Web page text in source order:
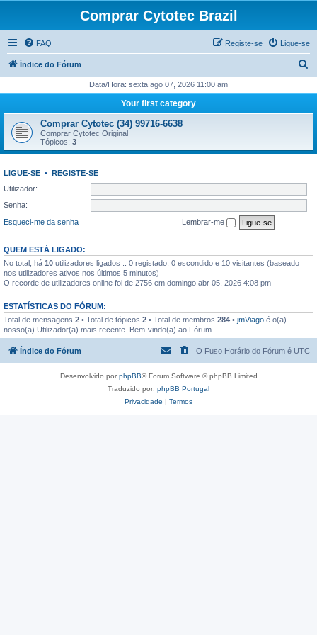
Comprar Cytotec Brazil
FAQ Ligue-se
Registe-se
Índice do Fórum
q
i
Data/Hora: sexta ago 07, 2026 11:00 am
Your first category
Comprar Cytotec (34) 99716-6638
Comprar Cytotec Original
Tópicos: 3
LIGUE-SE • REGISTE-SE
Utilizador:
Senha:
Esqueci-me da senha
Lembrar-me
QUEM ESTÁ LIGADO:
No total, há 10 utilizadores ligados :: 0 registado, 0 escondido e 10 visitantes (baseado
nos utilizadores ativos nos últimos 5 minutos)
O recorde de utilizadores online foi de 2756 em domingo abr 05, 2026 4:08 pm
ESTATÍSTICAS DO FÓRUM:
Total de mensagens 2 • Total de tópicos 2 • Total de membros 284 • jmViago é o(a)
nosso(a) Utilizador(a) mais recente. Bem-vindo(a) ao Fórum
Índice do Fórum O Fuso Horário do Fórum é UTC
Desenvolvido porphpBB® Forum Software © phpBB Limited
Traduzido por: phpBB Portugal
Privacidade | Termos